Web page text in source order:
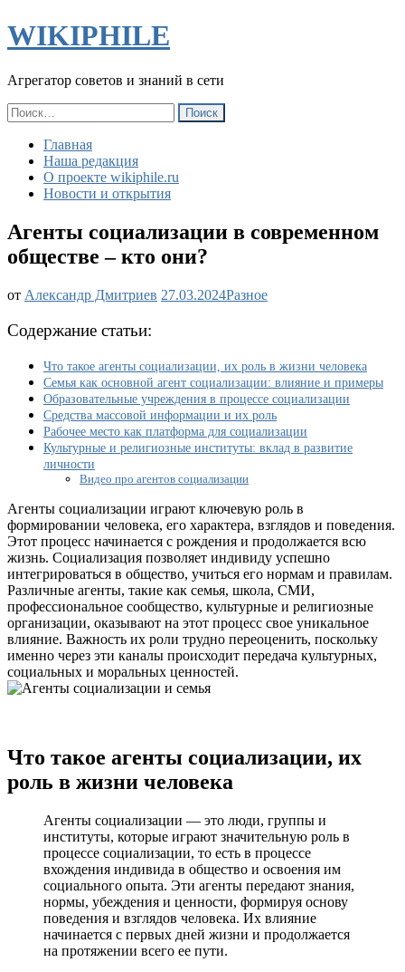
WIKIPHILE
Агрегатор советов и знаний в сети
Найти:
Главная
Наша редакция
О проекте wikiphile.ru
Новости и открытия
Агенты социализации в современном
обществе – кто они?
от Александр Дмитриев 27.03.2024Агенты
–
кто
они?
Разное
Содержание статьи:
Что такое агенты социализации, их роль в жизни человека
Семья как основной агент социализации: влияние и примеры
Образовательные учреждения в процессе социализации
Средства массовой информации и их роль
Рабочее место как платформа для социализации
Культурные и религиозные институты: вклад в развитие
личности
Видео про агентов социализации
Агенты социализации играют ключевую роль в
формировании человека, его характера, взглядов и поведения.
Этот процесс начинается с рождения и продолжается всю
жизнь. Социализация позволяет индивиду успешно
интегрироваться в общество, учиться его нормам и правилам.
Различные агенты, такие как семья, школа, СМИ,
профессиональное сообщество, культурные и религиозные
организации, оказывают на этот процесс свое уникальное
влияние. Важность их роли трудно переоценить, поскольку
именно через эти каналы происходит передача культурных,
социальных и моральных ценностей.
Что такое агенты социализации, их
роль в жизни человека
Агенты социализации — это люди, группы и
институты, которые играют значительную роль в
процессе социализации, то есть в процессе
вхождения индивида в общество и освоения им
социального опыта. Эти агенты передают знания,
нормы, убеждения и ценности, формируя основу
поведения и взглядов человека. Их влияние
начинается с первых дней жизни и продолжается
на протяжении всего ее пути.